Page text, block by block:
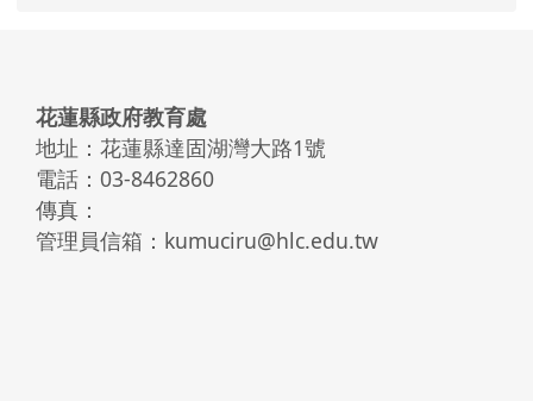
頁尾區域內容
花蓮縣政府教育處
地址：花蓮縣達固湖灣大路1號
電話：03-8462860
傳真：
管理員信箱：kumuciru@hlc.edu.tw